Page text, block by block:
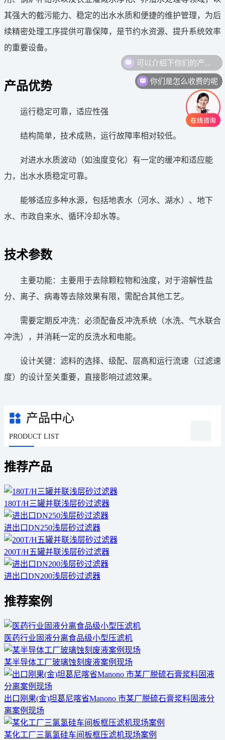
其强大的截污能力、稳定的出水水质和便捷的维护管理，为后
续精密处理工序提供可靠保障，是节约水资源、提升系统效率
的重要设备。
产品优势
运行稳定可靠，适应性强
结构简单，技术成熟，运行故障率相对较低。
对进水水质波动（如浊度变化）有一定的缓冲和适应能
力，出水水质稳定可靠。
能够适应多种水源，包括地表水（河水、湖水）、地下
水、市政自来水、循环冷却水等。
技术参数
主要功能：主要用于去除颗粒物和浊度，对于溶解性盐
分、离子、病毒等去除效果有限，需配合其他工艺。
需要定期反冲洗：必须配备反冲洗系统（水洗、气水联合
冲洗），并消耗一定的反洗水和电能。
设计关键：滤料的选择、级配、层高和运行流速（过滤速
度）的设计至关重要，直接影响过滤效果。
产品中心
PRODUCT LIST
推荐产品
180T/H三罐并联浅层砂过滤器
进出口DN250浅层砂过滤器
200T/H五罐并联浅层砂过滤器
进出口DN200浅层砂过滤器
推荐案例
医药行业固液分离食品级小型压滤机
某半导体工厂玻璃蚀刻废液案例现场
出口刚果(金)坦葛尼喀省Manono 市某厂脱硫石膏浆料固液分
离案例现场
某化工厂三氯氢硅车间板框压滤机现场案例
可以介绍下你们的产品么
你们是怎么收费的呢